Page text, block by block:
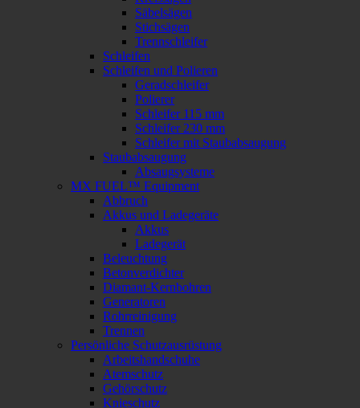
Säbelsägen
Stichsägen
Trennschleifer
Schleifen
Schleifen und Polieren
Geradschleifer
Polierer
Schleifer 115 mm
Schleifer 230 mm
Schleifer mit Staubabsaugung
Staubabsaugung
Absaugsysteme
MX FUEL™ Equipment
Abbruch
Akkus und Ladegeräte
Akkus
Ladegerät
Beleuchtung
Betonverdichter
Diamant-Kernbohren
Generatoren
Rohrreinigung
Trennen
Persönliche Schutzausrüstung
Arbeitshandschuhe
Atemschutz
Gehörschutz
Knieschutz